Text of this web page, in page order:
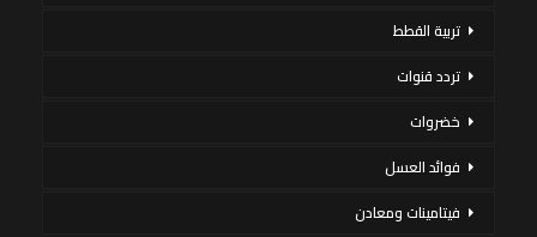
تربية القطط
تردد قنوات
خضروات
فوائد العسل
فيتامينات ومعادن